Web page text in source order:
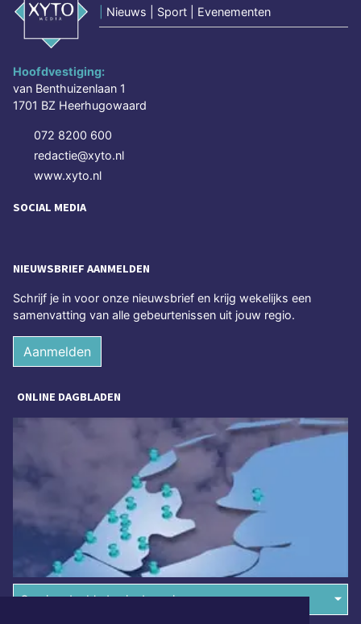
Nieuws | Sport | Evenementen
Hoofdvestiging:
van Benthuizenlaan 1
1701 BZ Heerhugowaard
072 8200 600
redactie@xyto.nl
www.xyto.nl
SOCIAL MEDIA
NIEUWSBRIEF AANMELDEN
Schrijf je in voor onze nieuwsbrief en krijg wekelijks een
samenvatting van alle gebeurtenissen uit jouw regio.
Aanmelden
ONLINE DAGBLADEN
Overige dagbladen in de regio